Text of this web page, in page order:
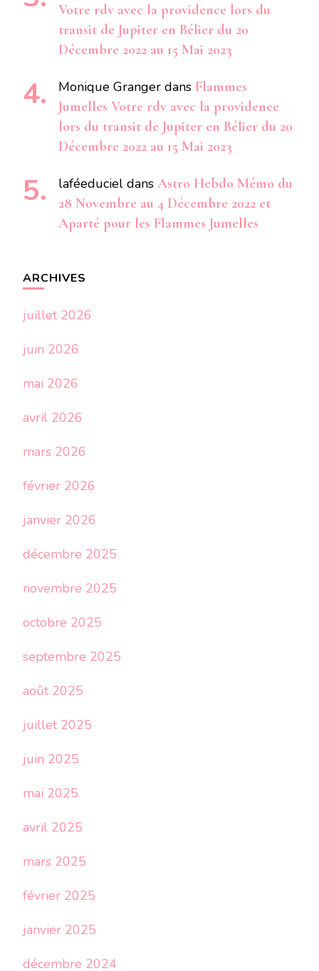
Votre rdv avec la providence lors du
transit de Jupiter en Bélier du 20
Décembre 2022 au 15 Mai 2023
Monique Granger dans Flammes
Jumelles Votre rdv avec la providence
lors du transit de Jupiter en Bélier du 20
Décembre 2022 au 15 Mai 2023
laféeduciel dans Astro Hebdo Mémo du
28 Novembre au 4 Décembre 2022 et
Aparté pour les Flammes Jumelles
ARCHIVES
juillet 2026
juin 2026
mai 2026
avril 2026
mars 2026
février 2026
janvier 2026
décembre 2025
novembre 2025
octobre 2025
septembre 2025
août 2025
juillet 2025
juin 2025
mai 2025
avril 2025
mars 2025
février 2025
janvier 2025
décembre 2024